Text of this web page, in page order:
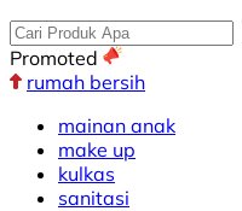
Promoted
rumah bersih
mainan anak
make up
kulkas
sanitasi